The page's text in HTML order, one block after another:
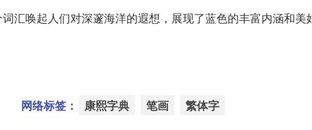
汇唤起人们对深邃海洋的遐想，展现了蓝色的丰富内涵和美
网络标签： 康熙字典 笔画 繁体字